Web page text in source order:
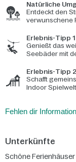
Natürliche
Entdeckt den
verwunschene
Erlebnis-Tipp 1
Genießt das
Seebäder mit
Erlebnis-Tipp 2
Schafft
Indoor Spielwelt
Fehlen dir
Unterkünfte
Schöne